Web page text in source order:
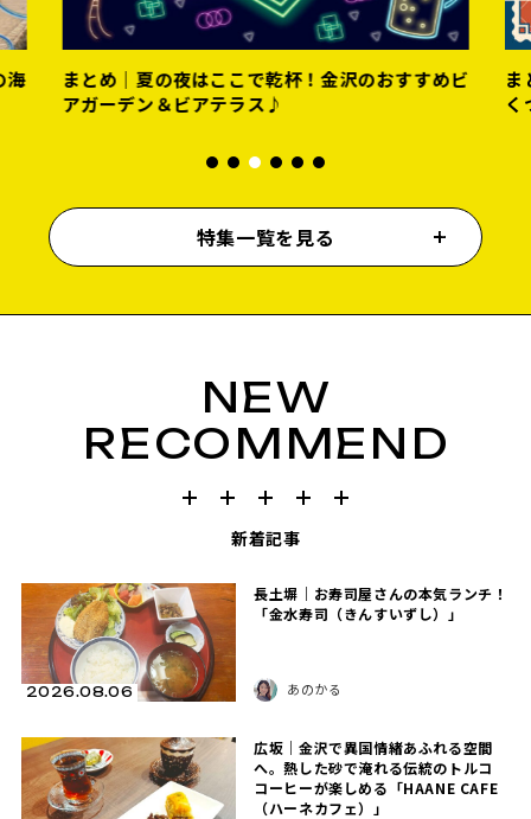
海
まとめ｜夏の夜はここで乾杯！金沢のおすすめビ
アガーデン＆ビアテラス♪
ま
く
特集一覧を見る
NEW
RECOMMEND
新着記事
2026.08.06
長土塀｜お寿司屋さんの本気ランチ！
「金水寿司（きんすいずし）」
あのかる
広坂｜金沢で異国情緒あふれる空間
へ。熱した砂で淹れる伝統のトルコ
コーヒーが楽しめる「HAANE CAFE
（ハーネカフェ）」